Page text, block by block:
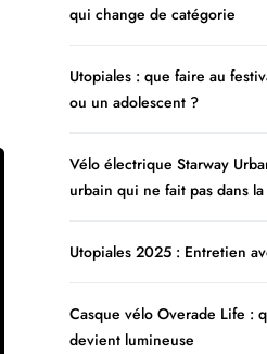
qui change de catégorie
Utopiales : que faire au
ou un adolescent ?
Vélo électrique Starway
urbain qui ne fait pas dans
Utopiales 2025 : Entretien
Casque vélo Overade Life :
devient lumineuse